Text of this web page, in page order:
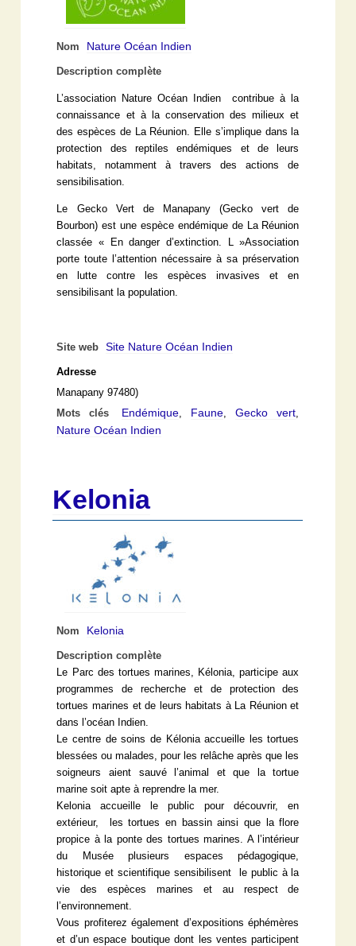
Nom Nature Océan Indien
Description complète
L’association Nature Océan Indien contribue à la
connaissance et à la conservation des milieux et
des espèces de La Réunion. Elle s’implique dans la
protection des reptiles endémiques et de leurs
habitats, notamment à travers des actions de
sensibilisation.
Le Gecko Vert de Manapany (Gecko vert de
Bourbon) est une espèce endémique de La Réunion
classée « En danger d’extinction. L »Association
porte toute l’attention nécessaire à sa préservation
en lutte contre les espèces invasives et en
sensibilisant la population.
Site web Site Nature Océan Indien
Adresse
Manapany 97480)
Mots clés
Endémique Faune ,Gecko vert
Nature Océan Indien
Kelonia
Nom Kelonia
Description complète
Le Parc des tortues marines, Kélonia, participe aux
programmes de recherche et de protection des
tortues marines et de leurs habitats à La Réunion et
dans l’océan Indien.
Le centre de soins de Kélonia accueille les tortues
blessées ou malades, pour les relâche après que les
soigneurs aient sauvé l’animal et que la tortue
marine soit apte à reprendre la mer.
Kelonia accueille le public pour découvrir, en
extérieur, les tortues en bassin ainsi que la flore
propice à la ponte des tortues marines. A l’intérieur
du Musée plusieurs espaces pédagogique,
historique et scientifique sensibilisent le public à la
vie des espèces marines et au respect de
l’environnement.
Vous profiterez également d’expositions éphémères
et d’un espace boutique dont les ventes participent